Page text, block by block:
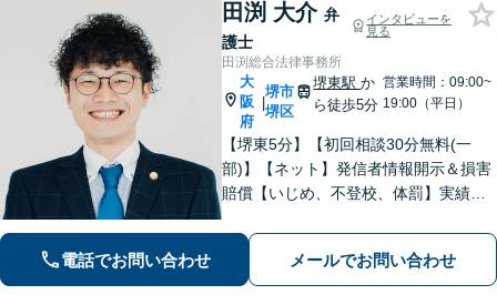
田渕 大介 弁
護士
インタビューを
見る
田渕総合法律事務所
大
阪
府
|
堺市
堺区
堺東駅か
ら徒歩5分
営業時間：09:00~
19:00（平日）
【堺東5分】【初回相談30分無料(一
部)】【ネット】発信者情報開示＆損害
賠償【いじめ、不登校、体罰】実績豊
利な条件での慰謝料・離婚【労働問
題】ハラスメント事案の実績／裁判を
見据えて加害者・会社と交渉【土日祝
電話でお問い合わせ メールでお問い合わせ